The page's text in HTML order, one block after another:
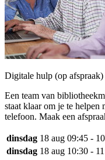
Digitale hulp (op afspraak)
Een team van
staat klaar om je te helpen
telefoon. Maak een
dinsdag 18 aug 09:45 -
dinsdag 18 aug 10:30 -